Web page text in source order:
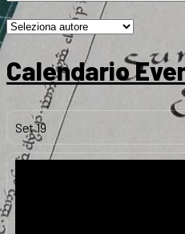
Calendario
Set19